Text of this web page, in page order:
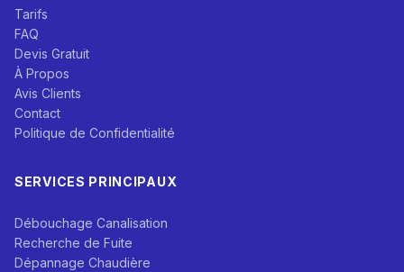
Tarifs
FAQ
Devis Gratuit
À Propos
Avis Clients
Contact
Politique de Confidentialité
SERVICES PRINCIPAUX
Débouchage Canalisation
Recherche de Fuite
Dépannage Chaudière